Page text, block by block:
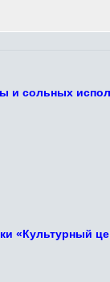
сольных
«Культурный